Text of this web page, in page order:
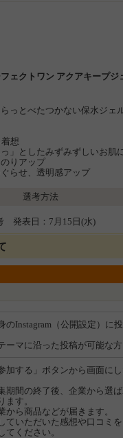
ェクトワン アクアキープジ
っとべたつかない保水ジェ
想
」としたみずみずしいお肌
りアップ
らせ、透明感アップ
選考方法
発表日：7月15日(水)
のInstagram（公開設定）に
ーマに沿った投稿が可能な方
加する」ボタンから画面に
期間の終了後、企業から選
ます。
から商品などが届きます。
ていただいた感想や口コミ
てください。